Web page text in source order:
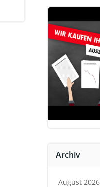
Archiv
August 2026